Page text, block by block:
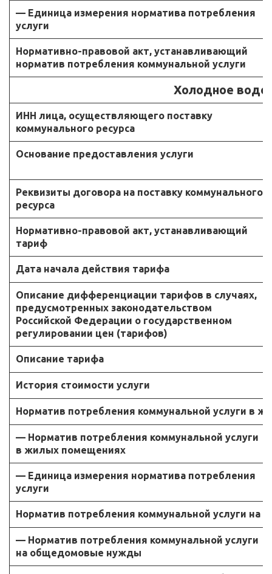
— Единица измерения норматива потребления
услуги
Нормативно-правовой акт, устанавливающий
норматив потребления коммунальной услуги
Холодное
ИНН лица, осуществляющего поставку
коммунального ресурса
Основание предоставления услуги
Реквизиты договора на поставку коммунального
ресурса
Нормативно-правовой акт, устанавливающий
тариф
Дата начала действия тарифа
Описание дифференциации тарифов в случаях,
предусмотренных законодательством
Российской Федерации о государственном
регулировании цен (тарифов)
Описание тарифа
История стоимости услуги
Норматив потребления коммунальной услуги в
— Норматив потребления коммунальной услуги
в жилых помещениях
— Единица измерения норматива потребления
услуги
Норматив потребления коммунальной услуги
— Норматив потребления коммунальной услуги
на общедомовые нужды